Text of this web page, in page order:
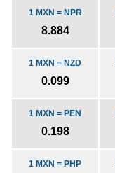
1 MXN = NPR
8.884
1 MXN = NZD
0.099
1 MXN = PEN
0.198
1 MXN = PHP